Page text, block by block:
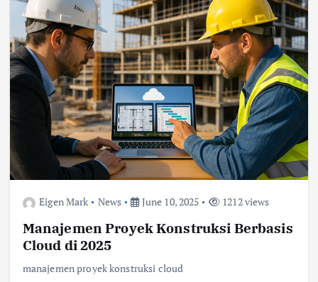
Eigen Mark News June 10, 2025 1212 views
Manajemen Proyek Konstruksi Berbasis
Cloud di 2025
manajemen proyek konstruksi cloud